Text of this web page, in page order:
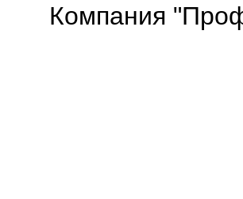
Компания